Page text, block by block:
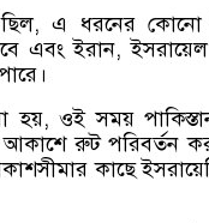
ছিল, এ ধরনের কোনো
এবং ইরান, ইসরায়েল
হয়, ওই সময়
রুট পরিবর্তন
কাছে